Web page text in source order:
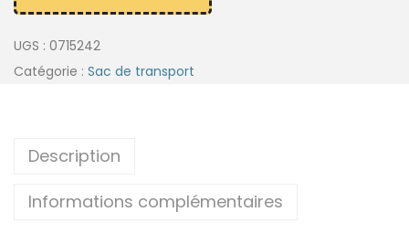
UGS : 0715242
Catégorie : Sac de transport
Description
Informations complémentaires